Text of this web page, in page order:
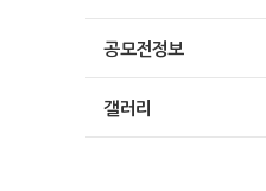
공모전정보
갤러리